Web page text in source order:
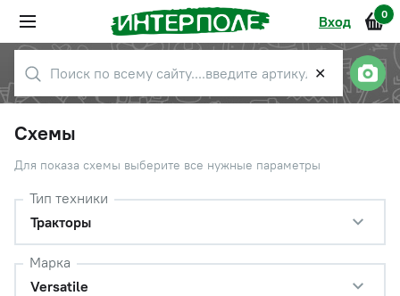
Вход 0
✕
Схемы
Для показа схемы выберите все нужные параметры
Тип техники
Тракторы
Марка
Versatile